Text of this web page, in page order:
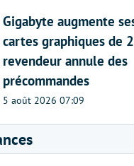
Gigabyte augmente
cartes graphiques de
revendeur annule des
précommandes
5 août 2026 07:09